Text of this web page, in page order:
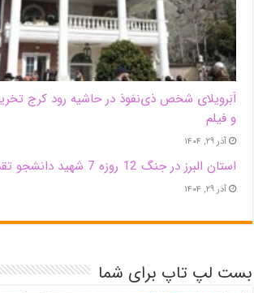
اَبَر‌ویلای شخص ذی‌نفوذ در حاشیه‌ رود کرج
و فیلم
آذر ۲۹, ۱۴۰۴
استان البرز در جنگ 12 روزه 7 شهید دانشجو تقدیم انقلاب کرد
آذر ۲۹, ۱۴۰۴
بست لپ تاپ برای شما